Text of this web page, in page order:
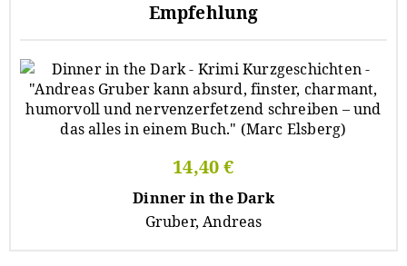
Empfehlung
14,40 €
Dinner in the Dark
Gruber, Andreas